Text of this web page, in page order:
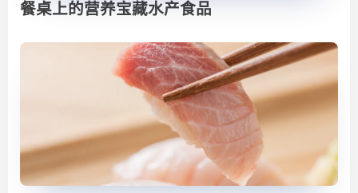
餐桌上的营养宝藏水产食品